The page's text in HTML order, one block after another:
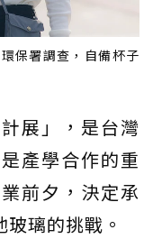
保署調查，自備杯子
展」，是台灣
產學合作的重
前夕，決定承
璃的挑戰。